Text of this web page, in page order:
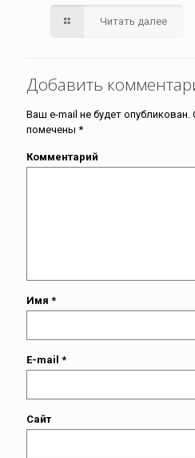
Читать далее
Добавить
Ваш e-mail не будет опубликован.
помечены *
Комментарий
Имя *
E-mail *
Сайт